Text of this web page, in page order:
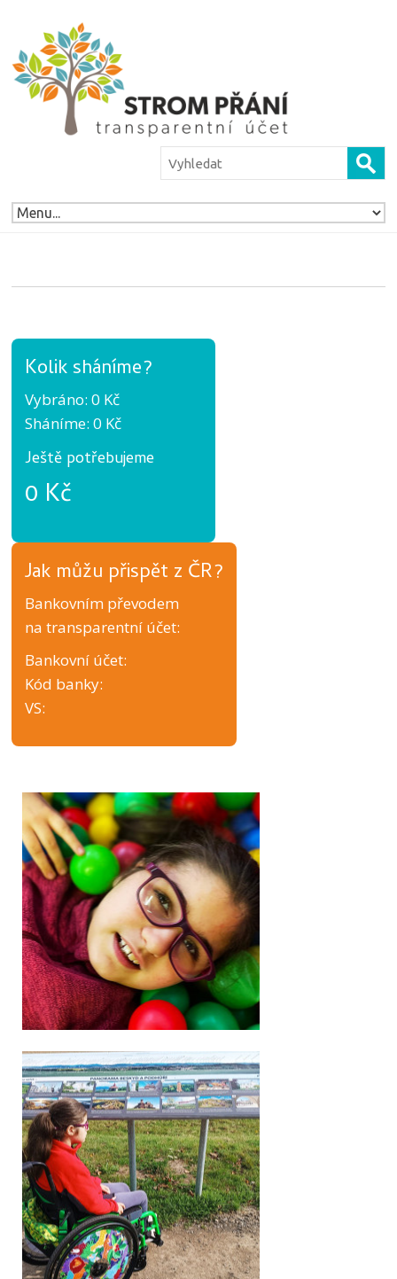
Kolik sháníme?
Vybráno: 0 Kč
Sháníme: 0 Kč
Ještě potřebujeme
0 Kč
Jak můžu přispět z ČR?
Bankovním převodem
na transparentní účet:
Bankovní účet:
Kód banky:
VS: